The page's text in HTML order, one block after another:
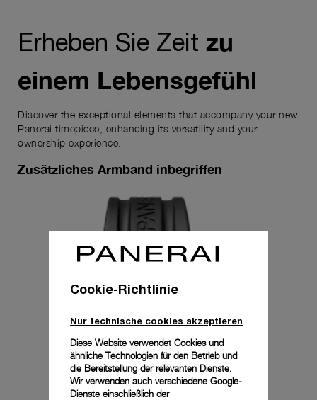
Erheben Sie Zeit zu
einem Lebensgefühl
Discover the exceptional elements that accompany your new
Panerai timepiece, enhancing its versatility and your
ownership experience.
Zusätzliches Armband inbegriffen
Cookie-Richtlinie
Nur technische cookies akzeptieren
Diese Website verwendet Cookies und
ähnliche Technologien für den Betrieb und
die Bereitstellung der relevanten Dienste.
Wir verwenden auch verschiedene Google-
Dienste einschließlich der